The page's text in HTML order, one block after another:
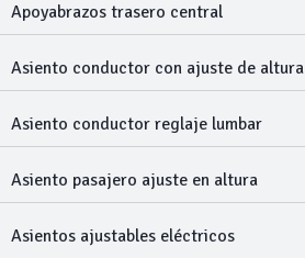
Apoyabrazos trasero central
Asiento conductor con ajuste de altura
Asiento conductor reglaje lumbar
Asiento pasajero ajuste en altura
Asientos ajustables eléctricos